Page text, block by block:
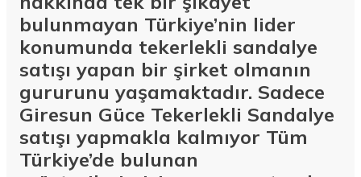
bulunmayan Türkiye’nin lider
konumunda tekerlekli sandalye
satışı yapan bir şirket olmanın
gururunu yaşamaktadır. Sadece
Giresun Güce Tekerlekli Sandalye
satışı yapmakla kalmıyor Tüm
Türkiye’de bulunan